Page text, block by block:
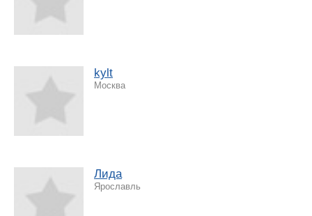
kylt
Москва
Лида
Ярославль